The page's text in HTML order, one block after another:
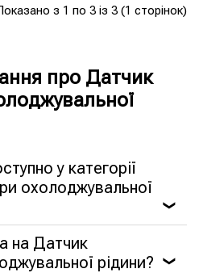
з 1 по 3 із 3 (1 сторінок)
про Датчик
у категорії
охолоджувальної
❯
на Датчик
рідини?
❯